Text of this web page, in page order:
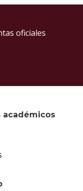
académicos
oficiales